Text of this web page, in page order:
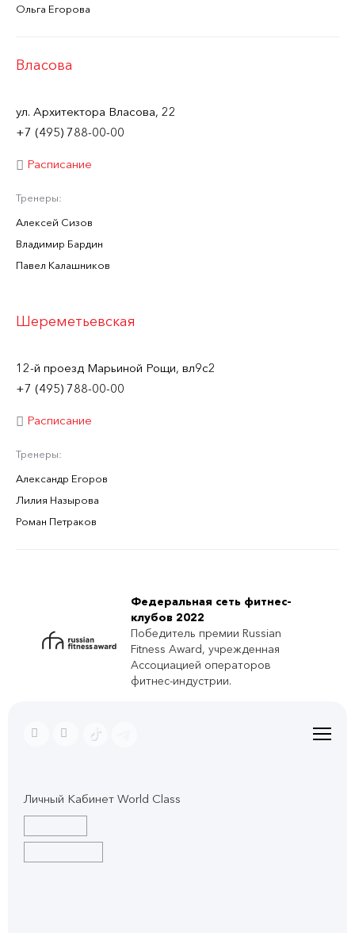
Ольга Егорова
Власова
ул. Архитектора Власова, 22
+7 (495) 788-00-00
Расписание
Тренеры:
Алексей Сизов
Владимир Бардин
Павел Калашников
Шереметьевская
12-й проезд Марьиной Рощи, вл9с2
+7 (495) 788-00-00
Расписание
Тренеры:
Александр Егоров
Лилия Назырова
Роман Петраков
Федеральная сеть фитнес-
клубов 2022
Победитель премии Russian
Fitness Award, учрежденная
Ассоциацией операторов
фитнес-индустрии.
Личный Кабинет World Class